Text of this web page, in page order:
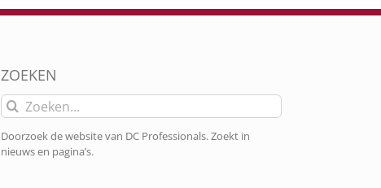
ZOEKEN
Zoeken
naar:
Doorzoek de website van DC Professionals. Zoekt in
nieuws en pagina’s.